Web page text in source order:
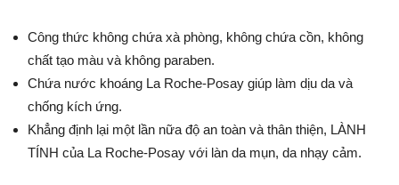
Công thức không chứa xà phòng, không chứa cồn, không
chất tạo màu và không paraben.
Chứa nước khoáng La Roche-Posay giúp làm dịu da và
chống kích ứng.
Khẳng định lại một lần nữa độ an toàn và thân thiện, LÀNH
TÍNH của La Roche-Posay với làn da mụn, da nhạy cảm.